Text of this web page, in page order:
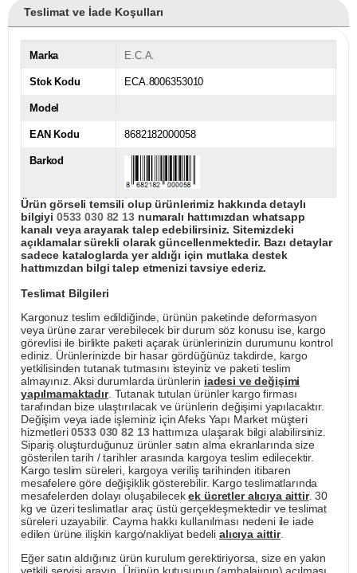
Teslimat ve İade Koşulları
Marka E.C.A.
Stok Kodu ECA.8006353010
Model
EAN Kodu 8682182000058
Barkod
Ürün görseli temsili olup ürünlerimiz hakkında detaylı
bilgiyi 0533 030 82 13numaralı hattımızdan whatsapp
kanalı veya arayarak talep edebilirsiniz. Sitemizdeki
açıklamalar sürekli olarak güncellenmektedir. Bazı detaylar
sadece kataloglarda yer aldığı için mutlaka destek
hattımızdan bilgi talep etmenizi tavsiye ederiz.
Teslimat Bilgileri
Kargonuz teslim edildiğinde, ürünün paketinde deformasyon
veya ürüne zarar verebilecek bir durum söz konusu ise, kargo
görevlisi ile birlikte paketi açarak ürünlerinizin durumunu kontrol
ediniz. Ürünlerinizde bir hasar gördüğünüz takdirde, kargo
yetkilisinden tutanak tutmasını isteyiniz ve paketi teslim
almayınız. Aksi durumlarda ürünlerin iadesi ve değişimi
yapılmamaktadır. Tutanak tutulan ürünler kargo firması
tarafından bize ulaştırılacak ve ürünlerin değişimi yapılacaktır.
Değişim veya iade işleminiz için Afeks Yapı Market müşteri
hizmetleri0533 030 82 13hattımıza ulaşarak bilgi alabilirsiniz.
Sipariş oluşturduğunuz ürünler satın alma ekranlarında size
gösterilen tarih / tarihler arasında kargoya teslim edilecektir.
Kargo teslim süreleri, kargoya veriliş tarihinden itibaren
mesafelere göre değişiklik gösterebilir. Kargo teslimatlarında
mesafelerden dolayı oluşabilecekek ücretler alıcıya aittir. 30
kg ve üzeri teslimatlar araç üstü gerçekleşmektedir ve teslimat
süreleri uzayabilir. Cayma hakkı kullanılması nedeni ile iade
edilen ürüne ilişkin kargo/nakliyat bedeli alıcıya aittir.
Eğer satın aldığınız ürün kurulum gerektiriyorsa, size en yakın